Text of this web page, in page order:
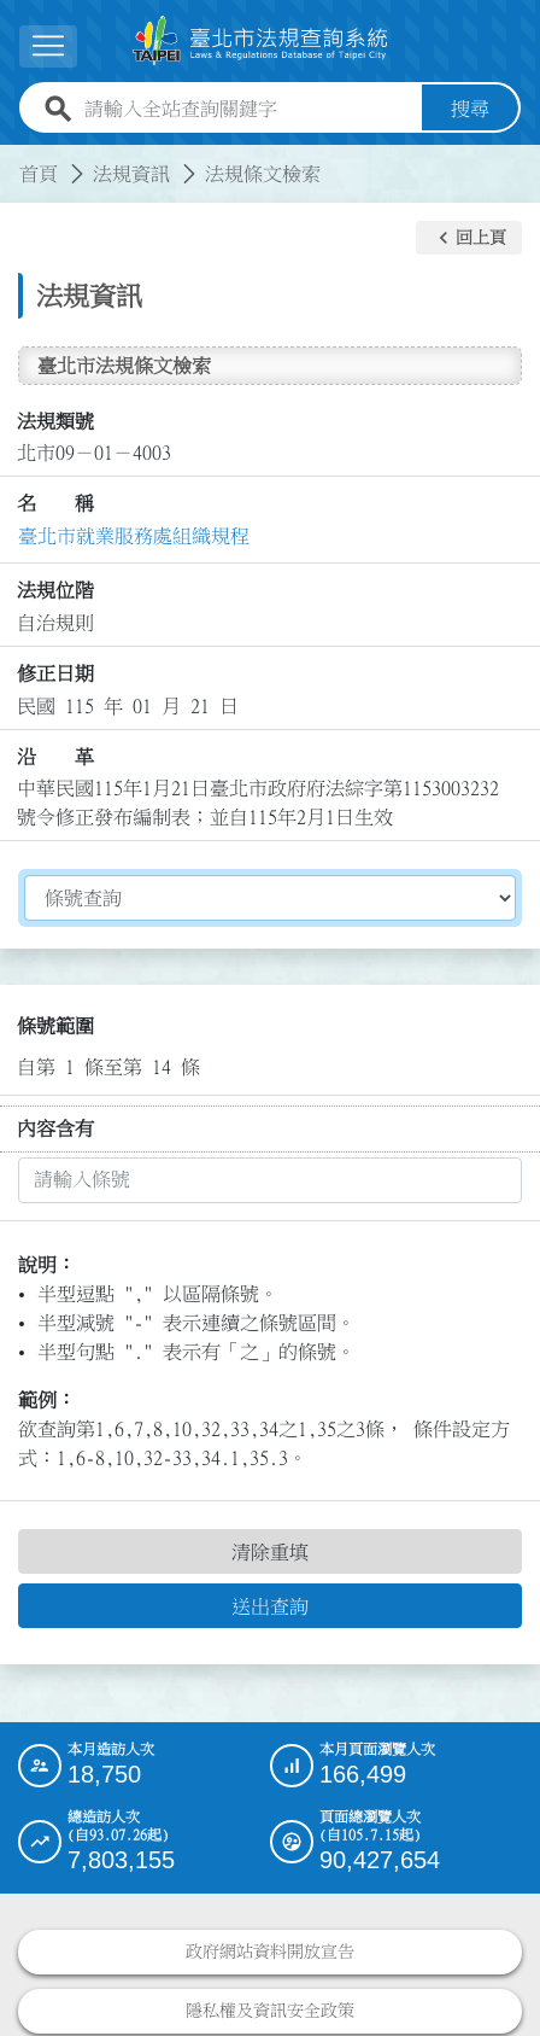
展開選單
全站查詢關鍵字欄位 搜尋
首頁 法規資訊 法規條文檢索
法規資訊
keyboard_arrow_left 回上頁
臺北市法規條文檢索
法規類號
北市09－01－4003
名 稱
臺北市就業服務處組織規程
法規位階
自治規則
修正日期
民國 115 年 01 月 21 日
沿 革
中華民國115年1月21日臺北市政府府法綜字第1153003232
號令修正發布編制表；並自115年2月1日生效
切換選擇法規資訊內容
條號範圍
自第 1 條至第 14 條
內容含有
說明：
半型逗點 "," 以區隔條號。
半型減號 "-" 表示連續之條號區間。
半型句點 "." 表示有「之」的條號。
範例：
欲查詢第1,6,7,8,10,32,33,34之1,35之3條， 條件設定方
式：1,6-8,10,32-33,34.1,35.3。
送出查詢
清除重填
::: 本月造訪人次
18,750
本月頁面瀏覽人次
166,499
總造訪人次
(自93.07.26起)
7,803,155
頁面總瀏覽人次
(自105.7.15起)
90,427,654
政府網站資料開放宣告
隱私權及資訊安全政策